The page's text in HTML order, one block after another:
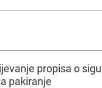
propisa o
pakiranje